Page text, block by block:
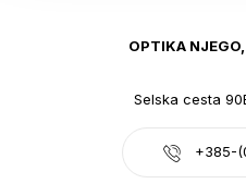
OPTIKA
Selska cesta
+385-